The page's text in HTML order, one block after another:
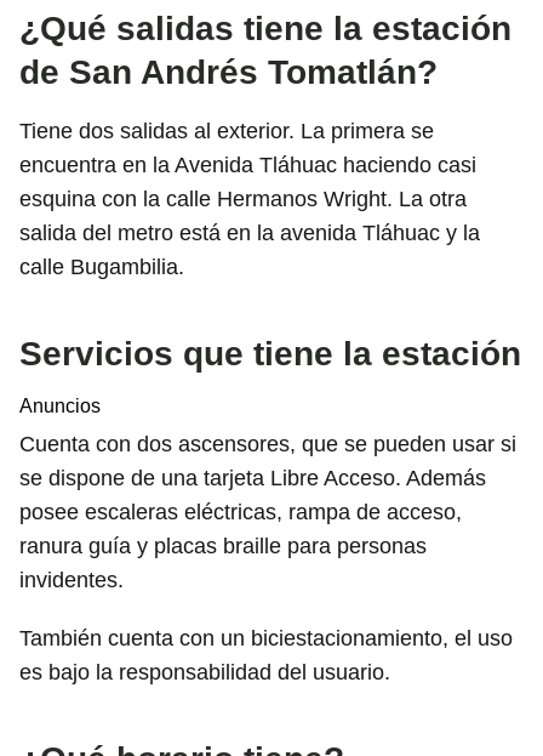
¿Qué salidas tiene la estación
de San Andrés Tomatlán?
Tiene dos salidas al exterior. La primera se
encuentra en la Avenida Tláhuac haciendo casi
esquina con la calle Hermanos Wright. La otra
salida del metro está en la avenida Tláhuac y la
calle Bugambilia.
Servicios que tiene la estación
Anuncios
Cuenta con dos ascensores, que se pueden usar si
se dispone de una tarjeta Libre Acceso. Además
posee escaleras eléctricas, rampa de acceso,
ranura guía y placas braille para personas
invidentes.
También cuenta con un biciestacionamiento, el uso
es bajo la responsabilidad del usuario.